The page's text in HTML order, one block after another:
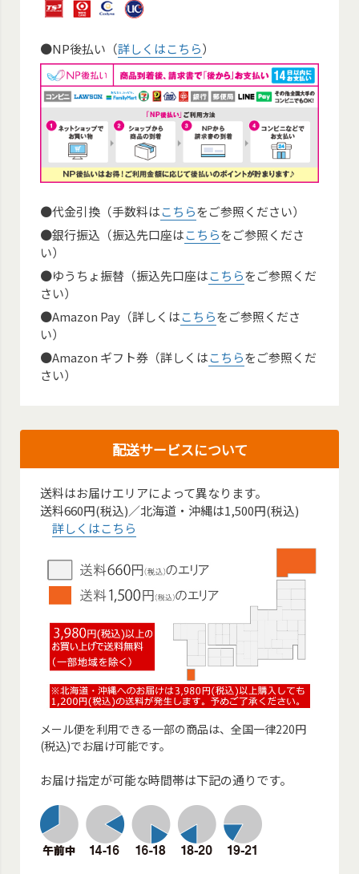
●NP後払い（詳しくはこちら）
●代金引換（手数料はこちらをご参照ください）
●銀行振込（振込先口座はこちらをご参照くださ
い）
●ゆうちょ振替（振込先口座はこちらをご参照くだ
さい）
●Amazon Pay（詳しくはこちらをご参照くださ
い）
●Amazon ギフト券（詳しくはこちらをご参照くだ
さい）
配送サービスについて
送料はお届けエリアによって異なります。
送料660円(税込)／北海道・沖縄は1,500円(税込)
詳しくはこちら
メール便を利用できる一部の商品は、全国一律220円
(税込)でお届け可能です。
お届け指定が可能な時間帯は下記の通りです。